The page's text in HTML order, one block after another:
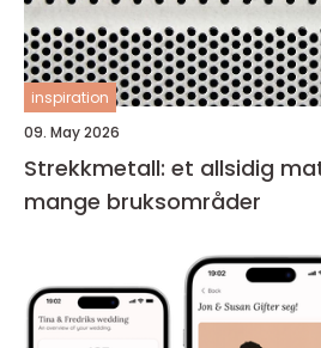
inspiration
09. May 2026
Strekkmetall: et allsidig
mange bruksområder